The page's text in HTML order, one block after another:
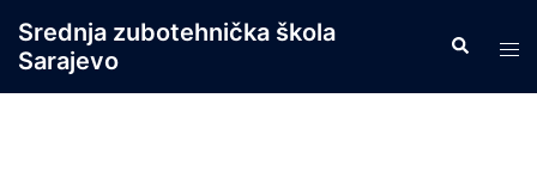
content
Srednja zubotehnička škola
Sarajevo
Search